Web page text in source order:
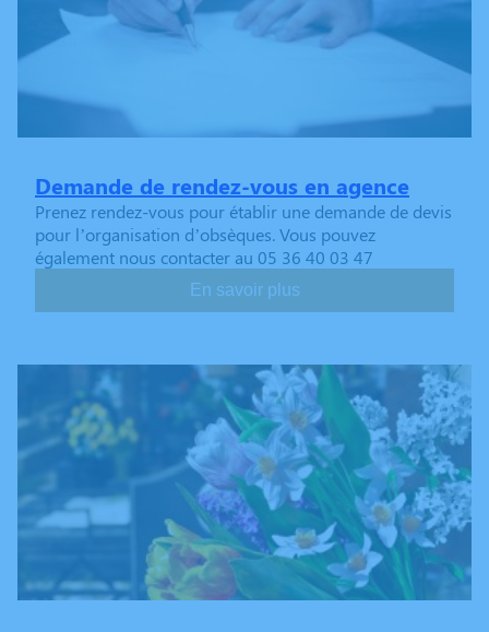
Demande de rendez-vous en agence
Prenez rendez-vous pour établir une demande de devis
pour l’organisation d’obsèques. Vous pouvez
également nous contacter au 05 36 40 03 47
En savoir plus